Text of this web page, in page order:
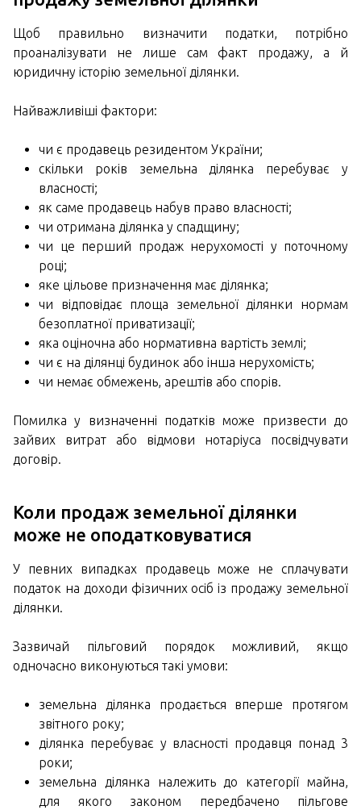
Щоб правильно визначити податки, потрібно
проаналізувати не лише сам факт продажу, а й
юридичну історію земельної ділянки.
Найважливіші фактори:
чи є продавець резидентом України;
скільки років земельна ділянка перебуває у
власності;
як саме продавець набув право власності;
чи отримана ділянка у спадщину;
чи це перший продаж нерухомості у поточному
році;
яке цільове призначення має ділянка;
чи відповідає площа земельної ділянки нормам
безоплатної приватизації;
яка оціночна або нормативна вартість землі;
чи є на ділянці будинок або інша нерухомість;
чи немає обмежень, арештів або спорів.
Помилка у визначенні податків може призвести до
зайвих витрат або відмови нотаріуса посвідчувати
договір.
Коли продаж земельної ділянки
може не оподатковуватися
У певних випадках продавець може не сплачувати
податок на доходи фізичних осіб із продажу земельної
ділянки.
Зазвичай пільговий порядок можливий, якщо
одночасно виконуються такі умови:
земельна ділянка продається вперше протягом
звітного року;
ділянка перебуває у власності продавця понад 3
роки;
земельна ділянка належить до категорії майна,
для якого законом передбачено пільгове